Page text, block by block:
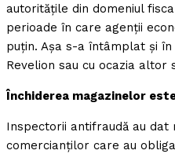
autorităţile din domeniul
perioade în care agenţii
puţin. Aşa s-a întâmplat şi în
Revelion sau cu ocazia altor
Închiderea magazinelor
Inspectorii antifraudă au
comercianţilor care au